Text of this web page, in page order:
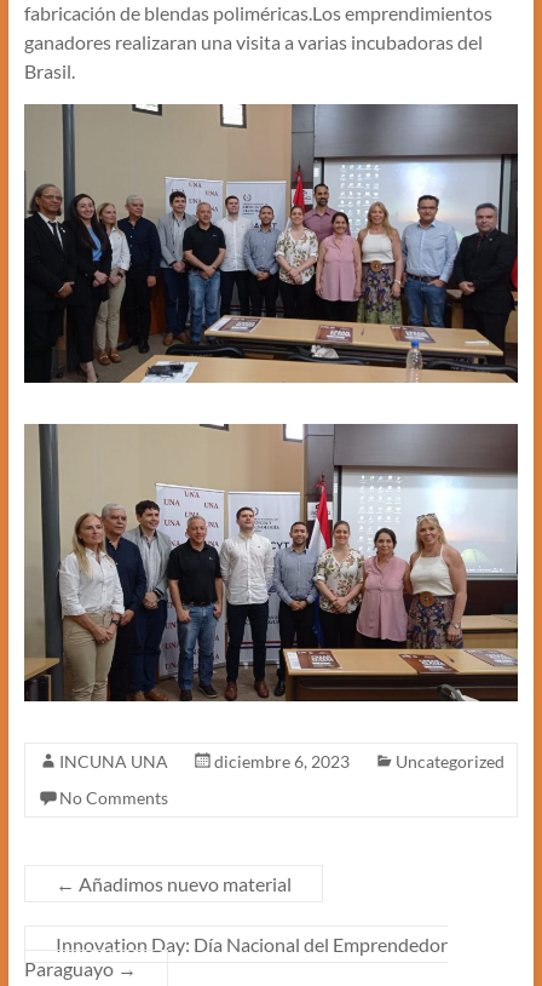
fabricación de blendas poliméricas.Los emprendimientos
ganadores realizaran una visita a varias incubadoras del
Brasil.
INCUNA UNA diciembre 6, 2023
Uncategorized
No Comments
← Añadimos nuevo material
Innovation Day: Día Nacional del Emprendedor
Paraguayo →